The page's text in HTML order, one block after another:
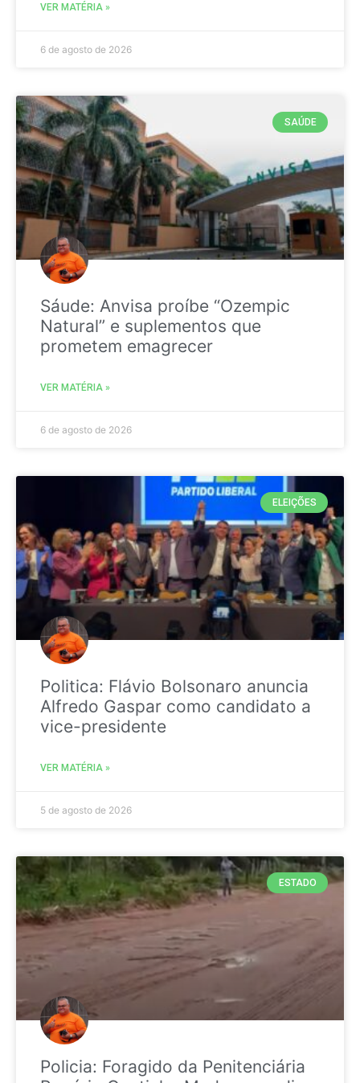
VER MATÉRIA »
6 de agosto de 2026
SAÚDE
Sáude: Anvisa proíbe “Ozempic
Natural” e suplementos que
prometem emagrecer
VER MATÉRIA »
6 de agosto de 2026
ELEIÇÕES
Politica: Flávio Bolsonaro anuncia
Alfredo Gaspar como candidato a
vice-presidente
VER MATÉRIA »
5 de agosto de 2026
ESTADO
Policia: Foragido da Penitenciária